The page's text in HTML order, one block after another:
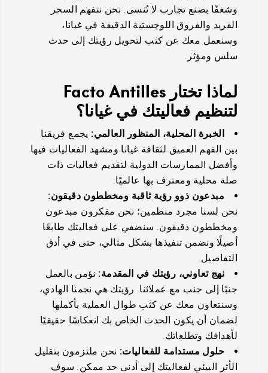
وشغفًا بصنع تجارب لا تُنسى. نحن نتفهم السحر
الفريد والفروق اللوجستية الدقيقة في غيانا،
وسنعمل معك عن كثب لتحويل رؤيتك إلى حدث
سلس ومؤثر.
لماذا تختار Facto Antilles
لتنظيم فعاليتك في غيانا؟
الخبرة المحلية، المنظور العالمي: يجمع فريقنا
بين الفهم العميق لثقافة غيانا ومشهد الفعاليات فيها
وأفضل الممارسات الدولية لتقديم فعاليات ذات
صلة محلية ومعترف بها عالميًا.
مبدعون ذوو رؤية ثاقبة ومخططون دقيقون:
نحن لسنا مجرد منظمين؛ نحن مفكرون مبدعون
ومخططون دقيقون. سنضفي على فعاليتك طابعًا
أصيلًا ونضمن تنفيذها بشكل مثالي، حتى في أدق
التفاصيل.
نهج تعاوني، رؤيتك في المقدمة: نؤمن بالعمل
جنبًا إلى جنب مع عملائنا. رؤيتك هي نجمنا الهادي،
وسنتعاون معك عن كثب طوال العملية بأكملها
لضمان أن يكون الحدث الخاص بك انعكاسًا حقيقيًا
لأهدافك وتطلعاتك.
حلول مستدامة للفعاليات: نحن ملتزمون بتقليل
الأثر البيئي لفعاليتك إلى أدنى حد ممكن. سوف